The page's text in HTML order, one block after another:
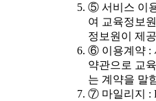
⑤ 서비스 이
여 교육정보
정보원이 제
⑥ 이용계약 :
약관으로 교
는 계약을 말
⑦ 마일리지 :